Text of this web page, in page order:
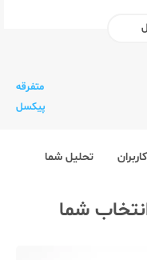
متفرقه
پیکسل
تحلیل شما
شما